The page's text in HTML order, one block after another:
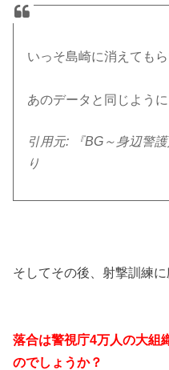
いっそ島崎に消えてもら
あのデータと同じように
引用元: 『BG～身辺警
り
そしてその後、射撃訓練
落合は警視庁4万人の大組
のでしょうか？